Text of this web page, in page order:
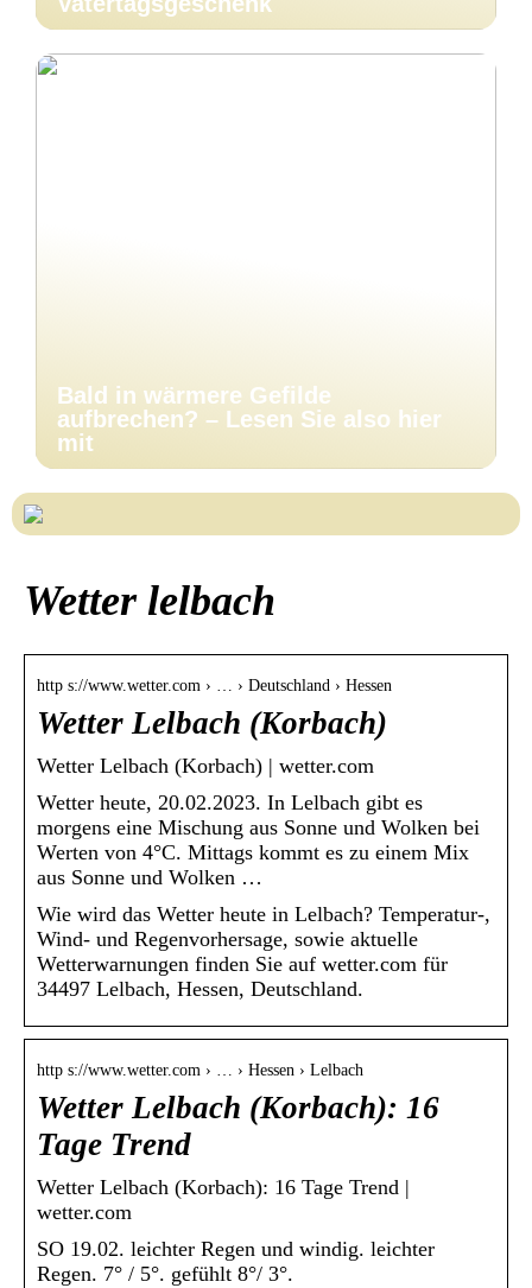
Bald in wärmere Gefilde
aufbrechen? – Lesen Sie also hier
mit
Wetter lelbach
http s://www.wetter.com › … › Deutschland › Hessen
Wetter Lelbach (Korbach)
Wetter Lelbach (Korbach) | wetter.com
Wetter heute, 20.02.2023. In Lelbach gibt es
morgens eine Mischung aus Sonne und Wolken bei
Werten von 4°C. Mittags kommt es zu einem Mix
aus Sonne und Wolken …
Wie wird das Wetter heute in Lelbach? Temperatur-,
Wind- und Regenvorhersage, sowie aktuelle
Wetterwarnungen finden Sie auf wetter.com für
34497 Lelbach, Hessen, Deutschland.
http s://www.wetter.com › … › Hessen › Lelbach
Wetter Lelbach (Korbach): 16
Tage Trend
Wetter Lelbach (Korbach): 16 Tage Trend |
wetter.com
SO 19.02. leichter Regen und windig. leichter
Regen. 7° / 5°. gefühlt 8°/ 3°.